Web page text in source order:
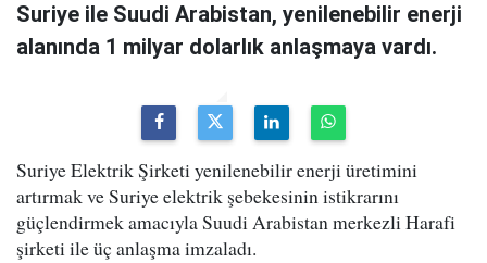
Suriye ile Suudi Arabistan, yenilenebilir enerji
alanında 1 milyar dolarlık anlaşmaya vardı.
Suriye Elektrik Şirketi yenilenebilir enerji üretimini
artırmak ve Suriye elektrik şebekesinin istikrarını
güçlendirmek amacıyla Suudi Arabistan merkezli Harafi
şirketi ile üç anlaşma imzaladı.